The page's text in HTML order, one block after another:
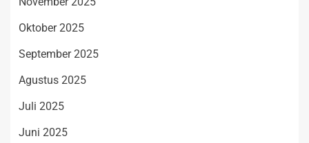
Oktober 2025
September 2025
Agustus 2025
Juli 2025
Juni 2025